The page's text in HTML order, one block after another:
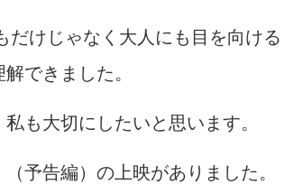
けじゃなく大人にも目を向ける
できました。
も大切にしたいと思います。
予告編）の上映がありました。